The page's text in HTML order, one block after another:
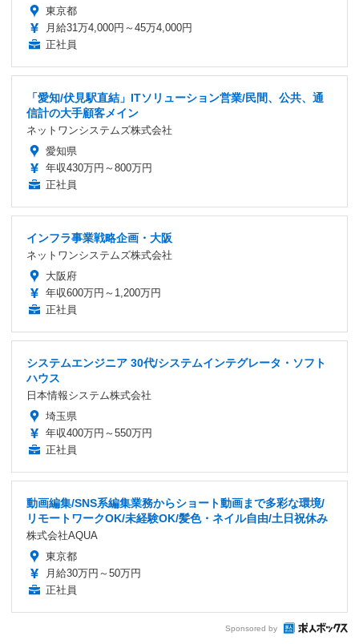
東京都
月給31万4,000円～45万4,000円
正社員
「愛知/伏見駅直結」ITソリューション営業/民間、公共、通
信計の大手顧客メイン
ネットワンシステムズ株式会社
愛知県
年収430万円～800万円
正社員
インフラ事業戦略企画・大阪
ネットワンシステムズ株式会社
大阪府
年収600万円～1,200万円
正社員
システムエンジニア 30代/システムインテグレータ・ソフト
ハウス
日本情報システム株式会社
埼玉県
年収400万円～550万円
正社員
動画編集/SNS系編集業務からショート動画まで多彩な環境/
リモートワークOK/未経験OK/髪色・ネイル自由/土日祝休み
株式会社AQUA
東京都
月給30万円～50万円
正社員
Sponsored by